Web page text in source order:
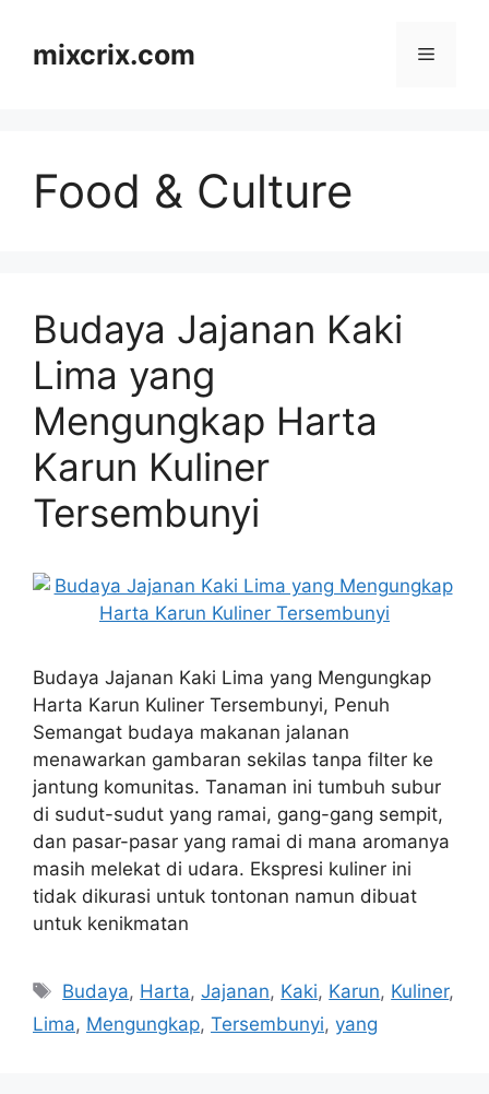
contentmixcrix.com Menu
Food & Culture
Budaya Jajanan Kaki
Lima yang
Mengungkap Harta
Karun Kuliner
Tersembunyi
Budaya Jajanan Kaki Lima yang Mengungkap
Harta Karun Kuliner Tersembunyi, Penuh
Semangat budaya makanan jalanan
menawarkan gambaran sekilas tanpa filter ke
jantung komunitas. Tanaman ini tumbuh subur
di sudut-sudut yang ramai, gang-gang sempit,
dan pasar-pasar yang ramai di mana aromanya
masih melekat di udara. Ekspresi kuliner ini
tidak dikurasi untuk tontonan namun dibuat
untuk kenikmatan
Tags
Budaya, Harta,Jajanan, Kaki, Karun, Kuliner,
Lima, Mengungkap, Tersembunyi, yang